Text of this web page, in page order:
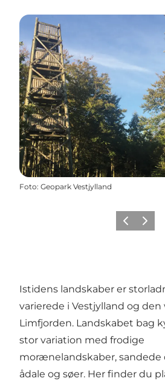
Foto: Geopark Vestjylland
ForrigeNæste
Istidens landskaber er
varierede i Vestjylland og den
Limfjorden. Landskabet bag
stor variation med frodige
morænelandskaber, sandede
ådale og søer. Her finder du